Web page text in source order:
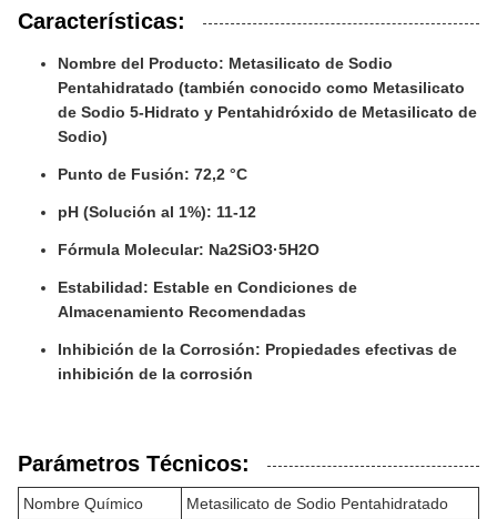
Características:
Nombre del Producto: Metasilicato de Sodio
Pentahidratado (también conocido como Metasilicato
de Sodio 5-Hidrato y Pentahidróxido de Metasilicato de
Sodio)
Punto de Fusión: 72,2 °C
pH (Solución al 1%): 11-12
Fórmula Molecular: Na2SiO3·5H2O
Estabilidad: Estable en Condiciones de
Almacenamiento Recomendadas
Inhibición de la Corrosión: Propiedades efectivas de
inhibición de la corrosión
Parámetros Técnicos:
Nombre Químico
Metasilicato de Sodio Pentahidratado